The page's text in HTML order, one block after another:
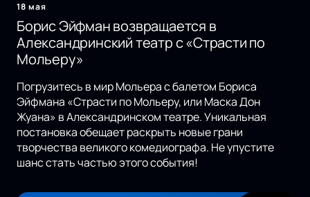
18 мая
Борис Эйфман возвращается в
Александринский театр с «Страсти по
Мольеру»
Погрузитесь в мир Мольера с балетом Бориса
Эйфмана «Страсти по Мольеру, или Маска Дон
Жуана» в Александринском театре. Уникальная
постановка обещает раскрыть новые грани
творчества великого комедиографа. Не упустите
шанс стать частью этого события!